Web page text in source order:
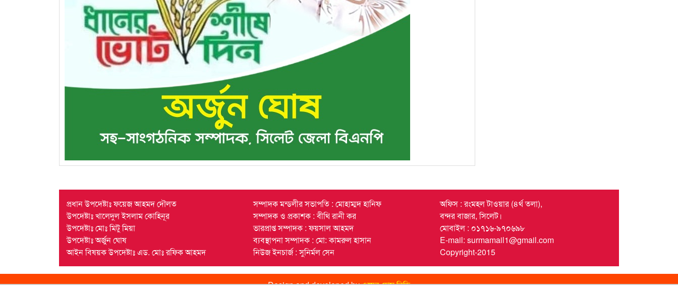
প্রধান উপদেষ্টাঃ ফয়েজ আহমদ দৌলত
উপদেষ্টাঃ খালেদুল ইসলাম কোহিনূর
উপদেষ্টাঃ মোঃ মিটু মিয়া
উপদেষ্টাঃ অর্জুন ঘোষ
আইন বিষয়ক উপদেষ্টাঃ এড. মোঃ রফিক আহমদ
সম্পাদক মন্ডলীর সভাপতি : মোহাম্মদ হানিফ
সম্পাদক ও প্রকাশক : বীথি রানী কর
ভারপ্রাপ্ত সম্পাদক : ফয়সাল আহমদ
ব্যবস্থাপনা সম্পাদক : মো: কামরুল হাসান
নিউজ ইনচার্জ : সুনির্মল সেন
অফিস : রংমহল টাওয়ার (৪র্থ তলা),
বন্দর বাজার, সিলেট।
মোবাইল : ০১৭১৬-৯৭০৬৯৮
E-mail: surmamail1@gmail.com
Copyright-2015
Design and developed byওয়েব হোম বিডি